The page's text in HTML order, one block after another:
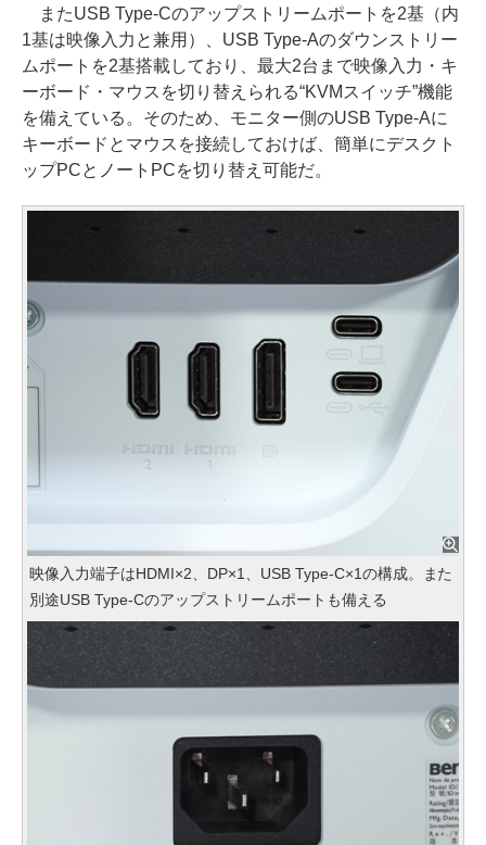
またUSB Type-Cのアップストリームポートを2基（内
1基は映像入力と兼用）、USB Type-Aのダウンストリー
ムポートを2基搭載しており、最大2台まで映像入力・キ
ーボード・マウスを切り替えられる“KVMスイッチ”機能
を備えている。そのため、モニター側のUSB Type-Aに
キーボードとマウスを接続しておけば、簡単にデスクト
ップPCとノートPCを切り替え可能だ。
映像入力端子はHDMI×2、DP×1、USB Type-C×1の構成。また
別途USB Type-Cのアップストリームポートも備える